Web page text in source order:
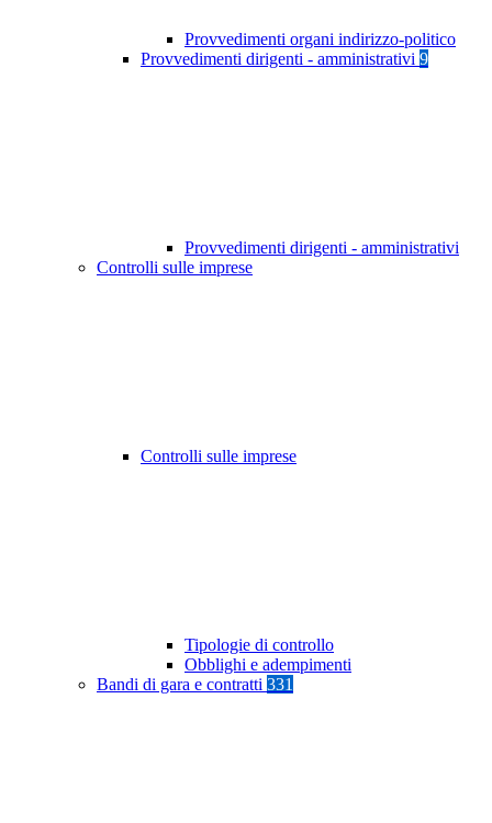
Provvedimenti organi indirizzo-politico
Provvedimenti dirigenti - amministrativi 9
Provvedimenti dirigenti - amministrativi
Controlli sulle imprese
Controlli sulle imprese
Tipologie di controllo
Obblighi e adempimenti
Bandi di gara e contratti 331